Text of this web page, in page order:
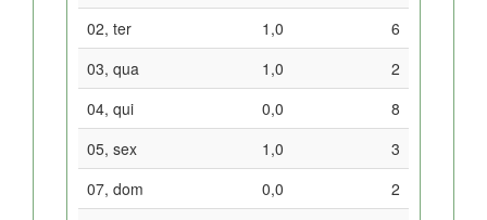
02, ter
1,0
6
03, qua
1,0
2
04, qui
0,0
8
05, sex
1,0
3
07, dom
0,0
2